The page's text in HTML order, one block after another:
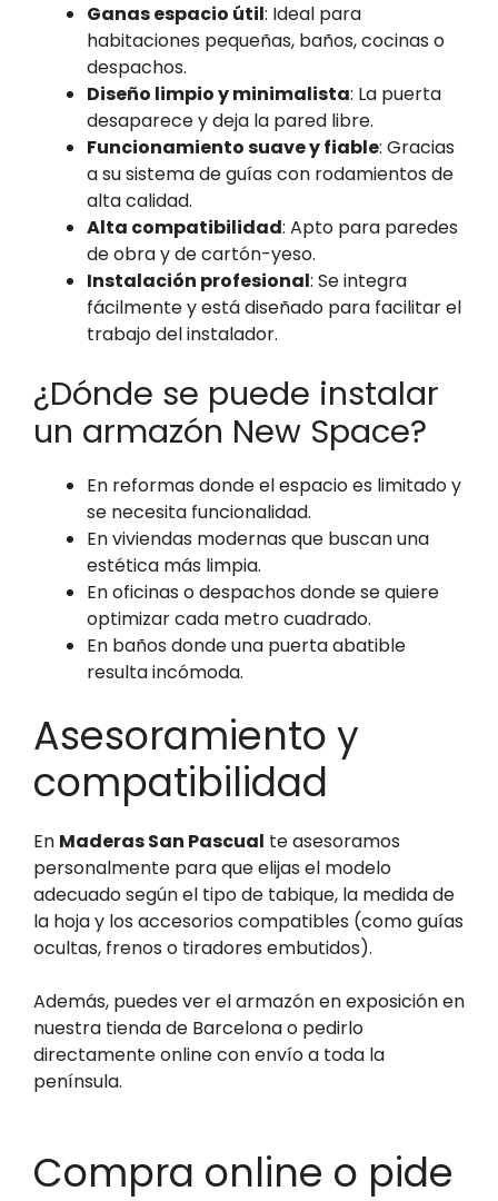
Ganas espacio útil: Ideal para
habitaciones pequeñas, baños, cocinas o
despachos.
Diseño limpio y minimalista: La puerta
desaparece y deja la pared libre.
Funcionamiento suave y fiable: Gracias
a su sistema de guías con rodamientos de
alta calidad.
Alta compatibilidad: Apto para paredes
de obra y de cartón-yeso.
Instalación profesional: Se integra
fácilmente y está diseñado para facilitar el
trabajo del instalador.
¿Dónde se puede instalar
un armazón New Space?
En reformas donde el espacio es limitado y
se necesita funcionalidad.
En viviendas modernas que buscan una
estética más limpia.
En oficinas o despachos donde se quiere
optimizar cada metro cuadrado.
En baños donde una puerta abatible
resulta incómoda.
Asesoramiento y
compatibilidad
En Maderas San Pascual te asesoramos
personalmente para que elijas el modelo
adecuado según el tipo de tabique, la medida de
la hoja y los accesorios compatibles (como guías
ocultas, frenos o tiradores embutidos).
Además, puedes ver el armazón en exposición en
nuestra tienda de Barcelona o pedirlo
directamente online con envío a toda la
península.
Compra online o pide